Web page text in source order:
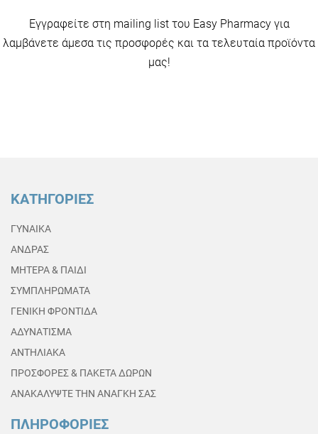
Εγγραφείτε στη mailing list του Easy Pharmacy για
λαμβάνετε άμεσα τις προσφορές και τα τελευταία προϊόντα
μας!
ΚΑΤΗΓΟΡΙΕΣ
ΓΥΝΑΙΚΑ
ΑΝΔΡΑΣ
ΜΗΤΕΡΑ & ΠΑΙΔΙ
ΣΥΜΠΛΗΡΩΜΑΤΑ
ΓΕΝΙΚΗ ΦΡΟΝΤΙΔΑ
ΑΔΥΝΑΤΙΣΜΑ
ΑΝΤΗΛΙΑΚΑ
ΠΡΟΣΦΟΡΕΣ & ΠΑΚΕΤΑ ΔΩΡΩΝ
ΑΝΑΚΑΛΥΨΤΕ ΤΗΝ ΑΝΑΓΚΗ ΣΑΣ
ΠΛΗΡΟΦΟΡΙΕΣ